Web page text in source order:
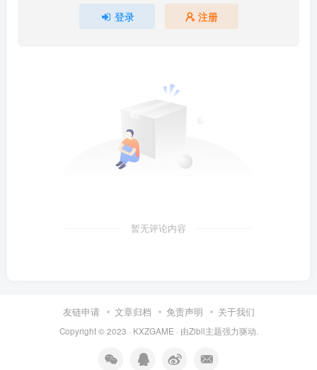
登录 注册
暂无评论内容
友链申请 文章归档 免责声明 关于我们
Copyright © 2023 · KXZGAME · 由Zibll主题强力驱动.